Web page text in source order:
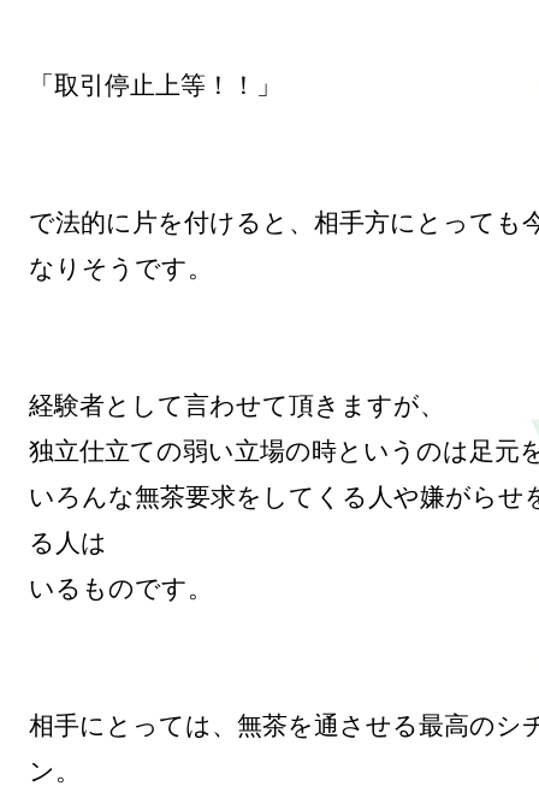
「取引停止上等！！」
で法的に片を付けると、相手方にとっても
なりそうです。
経験者として言わせて頂きますが、
独立仕立ての弱い立場の時というのは足元
いろんな無茶要求をしてくる人や嫌がらせ
る人は
いるものです。
相手にとっては、無茶を通させる最高のシ
ン。